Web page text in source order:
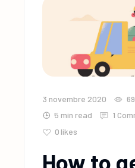
3 novembre 2020
5 min read
1
0 likes
How to